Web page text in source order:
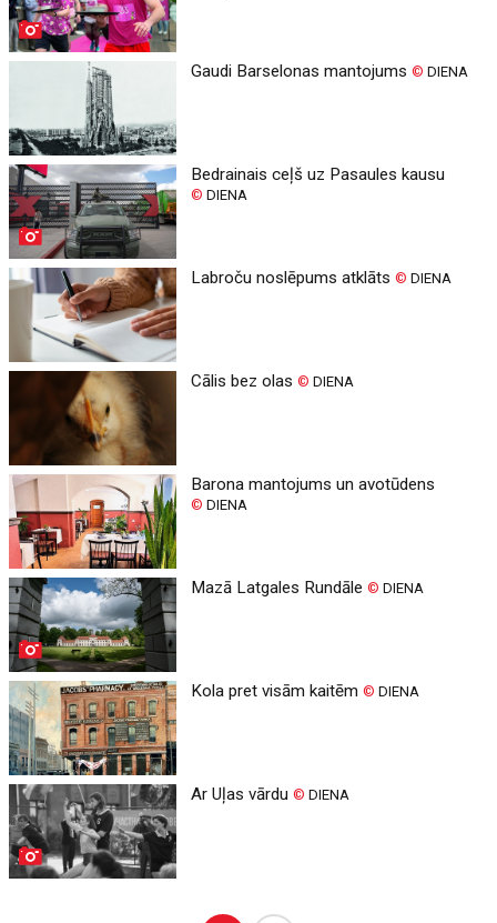
Gaudi Barselonas mantojums© DIENA
Bedrainais ceļš uz Pasaules kausu
© DIENA
Labroču noslēpums atklāts© DIENA
Cālis bez olas© DIENA
Barona mantojums un avotūdens
© DIENA
Mazā Latgales Rundāle© DIENA
Kola pret visām kaitēm© DIENA
Ar Uļas vārdu© DIENA